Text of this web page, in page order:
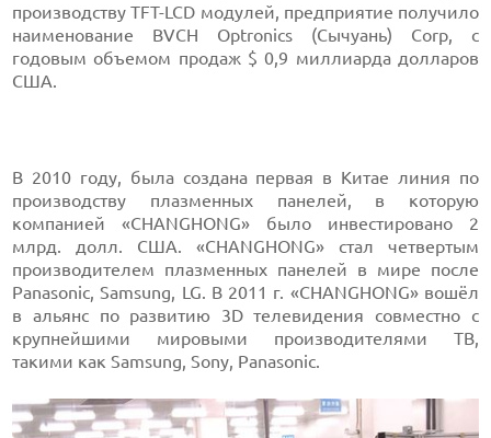
производству TFT-LCD модулей, предприятие получило
наименование BVCH Optronics (Сычуань) Corp, с
годовым объемом продаж $ 0,9 миллиарда долларов
США.
В 2010 году, была создана первая в Китае линия по
производству плазменных панелей, в которую
компанией «CHANGHONG» было инвестировано 2
млрд. долл. США. «CHANGHONG» стал четвертым
производителем плазменных панелей в мире после
Panasonic, Samsung, LG. В 2011 г. «CHANGHONG» вошёл
в альянс по развитию 3D телевидения совместно с
крупнейшими мировыми производителями ТВ,
такими как Samsung, Sony, Panasonic.